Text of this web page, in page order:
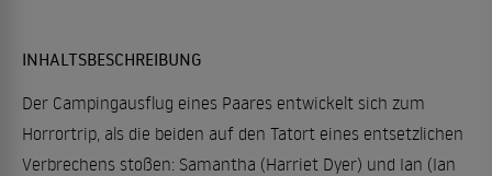
INHALTSBESCHREIBUNG
Der Campingausflug eines Paares entwickelt sich zum
Horrortrip, als die beiden auf den Tatort eines entsetzlichen
Verbrechens stoßen: Samantha (Harriet Dyer) und Ian (Ian